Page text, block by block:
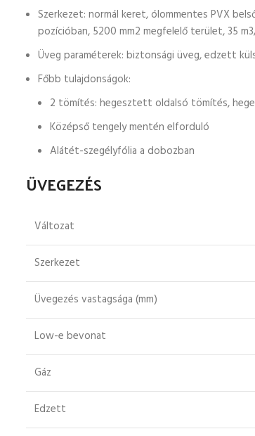
Szerkezet: normál keret, ólommentes PVX
pozícióban, 5200 mm2 megfelelő terület, 35
Üveg paraméterek: biztonsági üveg, edzett
Főbb tulajdonságok:
2 tömítés: hegesztett oldalsó tömítés,
Középső tengely mentén elforduló
Alátét-szegélyfólia a dobozban
ÜVEGEZÉS
Változat
Szerkezet
Üvegezés vastagsága (mm)
Low-e bevonat
Gáz
Edzett